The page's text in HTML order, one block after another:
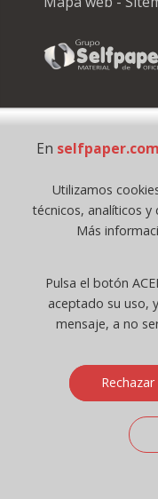
© 1995 -
Todos
©selfpaper.com, y las webs
Suministros de Oficina Self-
Registro
Tomo 7263, Libro
En selfpaper.com
Utilizamos
técnicos, analíticos y
Más
Pulsa el botón
aceptado su uso,
mensaje, a no
Rechazar